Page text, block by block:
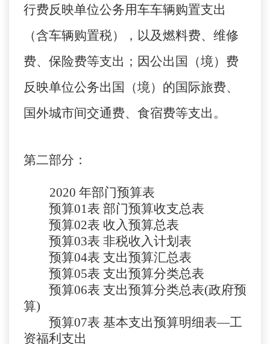
行费反映单位公务用车车辆购置支出
（含车辆购置税），以及燃料费、维修
费、保险费等支出；因公出国（境）费
反映单位公务出国（境）的国际旅费、
国外城市间交通费、食宿费等支出。
第二部分：
2020 年部门预算表
预算01表 部门预算收支总表
预算02表 收入预算总表
预算03表 非税收入计划表
预算04表 支出预算汇总表
预算05表 支出预算分类总表
预算06表 支出预算分类总表(政府预
算)
预算07表 基本支出预算明细表—工
资福利支出